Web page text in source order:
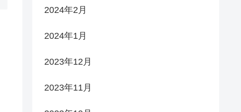
2024年2月
2024年1月
2023年12月
2023年11月